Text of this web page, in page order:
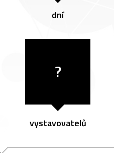
dní
?
vystavovatelů